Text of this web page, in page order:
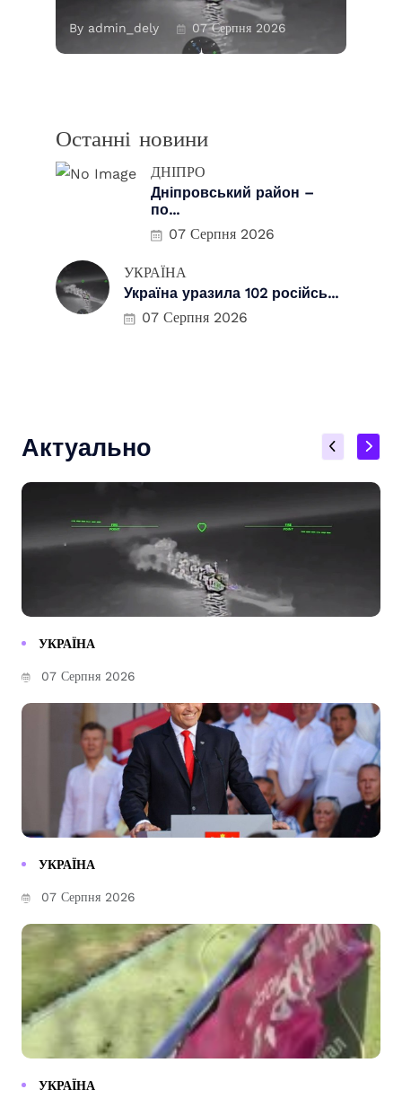
By admin_dely 07 Серпня 2026
Останні новини
ДНІПРО
Дніпровський район –
по...
07 Серпня 2026
УКРАЇНА
Україна уразила 102 російсь...
07 Серпня 2026
Актуально
УКРАЇНА
07 Серпня 2026
УКРАЇНА
07 Серпня 2026
УКРАЇНА